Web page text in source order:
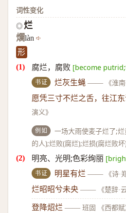
词性变化
◎ 烂
爛làn
形
腐烂，腐败 [become
书证 烂灰生蝇 —— 《淮
愿凭三寸不烂之舌，往江
演义》
例如
一场大雨使麦子烂了;
的人);烂败(腐烂);烂损(腐烂败
明亮、光明;色彩绚丽
书证 明星有烂 —— 《诗·
烂昭昭兮未央 —— 《楚辞·
登降炤烂 —— 班固 《西都赋